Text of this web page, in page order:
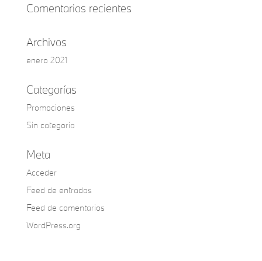
Comentarios recientes
Archivos
enero 2021
Categorías
Promociones
Sin categoría
Meta
Acceder
Feed de entradas
Feed de comentarios
WordPress.org